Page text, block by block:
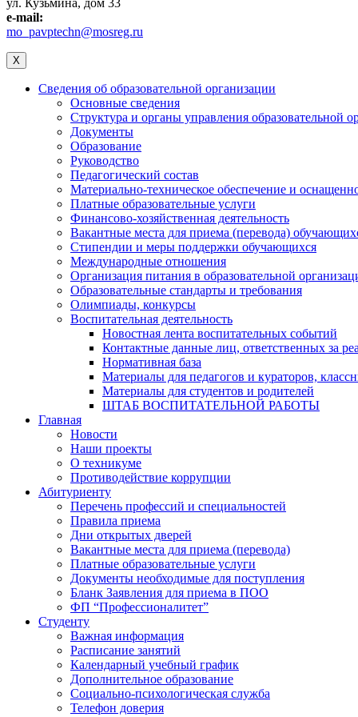
e-mail:
mo_pavptechn@mosreg.ru
X
Сведения об образовательной организации
Основные сведения
Структура и органы управления образовательной
Документы
Образование
Руководство
Педагогический состав
Материально-техническое обеспечение и
Платные образовательные услуги
Финансово-хозяйственная деятельность
Вакантные места для приема (перевода)
Стипендии и меры поддержки обучающихся
Международные отношения
Организация питания в образовательной
Образовательные стандарты и требования
Олимпиады, конкурсы
Воспитательная деятельность
Новостная лента воспитательных событий
Контактные данные лиц, ответственных за
Нормативная база
Материалы для педагогов и кураторов,
Материалы для студентов и родителей
ШТАБ ВОСПИТАТЕЛЬНОЙ РАБОТЫ
Главная
Новости
Наши проекты
О техникуме
Противодействие коррупции
Абитуриенту
Перечень профессий и специальностей
Правила приема
Дни открытых дверей
Вакантные места для приема (перевода)
Платные образовательные услуги
Документы необходимые для поступления
Бланк Заявления для приема в ПОО
ФП “Профессионалитет”
Студенту
Важная информация
Расписание занятий
Календарный учебный график
Дополнительное образование
Социально-психологическая служба
Телефон доверия